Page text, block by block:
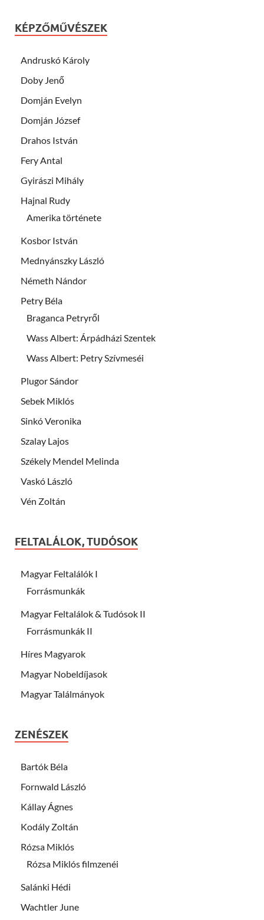
KÉPZŐMŰVÉSZEK
Andruskó Károly
Doby Jenő
Domján Evelyn
Domján József
Drahos István
Fery Antal
Gyirászi Mihály
Hajnal Rudy
Amerika története
Kosbor István
Mednyánszky László
Németh Nándor
Petry Béla
Braganca Petryről
Wass Albert: Árpádházi Szentek
Wass Albert: Petry Szívmeséi
Plugor Sándor
Sebek Miklós
Sinkó Veronika
Szalay Lajos
Székely Mendel Melinda
Vaskó László
Vén Zoltán
FELTALÁLOK, TUDÓSOK
Magyar Feltalálók I
Forrásmunkák
Magyar Feltalálok & Tudósok II
Forrásmunkák II
Híres Magyarok
Magyar Nobeldíjasok
Magyar Találmányok
ZENÉSZEK
Bartók Béla
Fornwald László
Kállay Ágnes
Kodály Zoltán
Rózsa Miklós
Rózsa Miklós filmzenéi
Salánki Hédi
Wachtler June